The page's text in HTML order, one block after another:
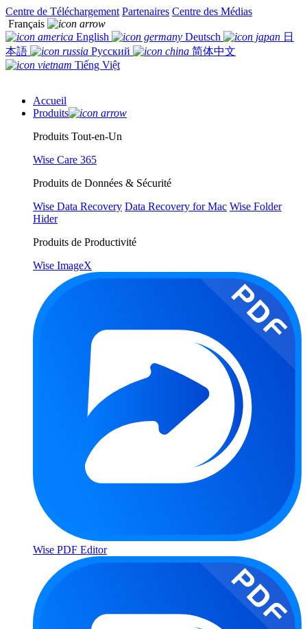
Centre de Téléchargement Partenaires Centre des Médias
Français
English
Deutsch
日
本語
Русский
简体中文
Tiếng Việt
Accueil
Produits
Produits Tout-en-Un
Wise Care 365
Produits de Données & Sécurité
Wise Data Recovery Data Recovery for Mac Wise Folder
Hider
Produits de Productivité
Wise ImageX
Wise PDF Editor